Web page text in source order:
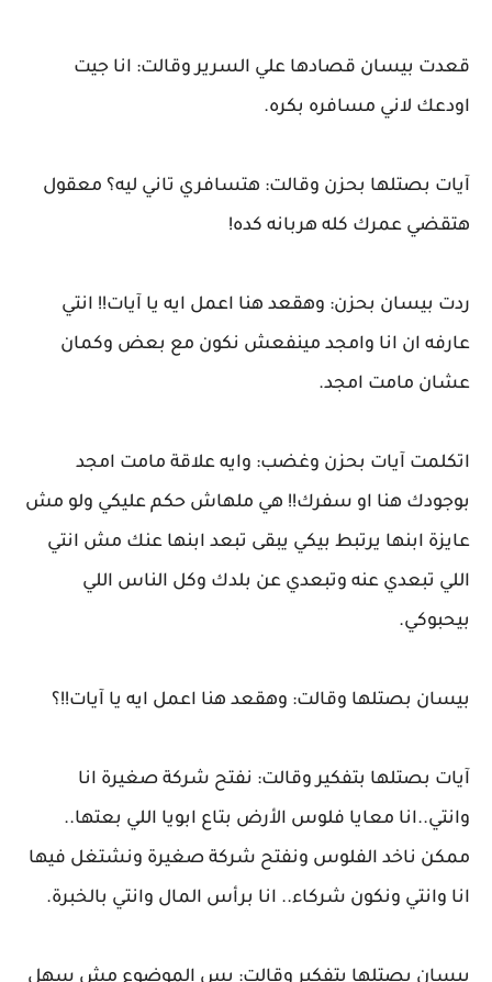
قعدت بيسان قصادها علي السرير وقالت: انا جيت
اودعك لاني مسافره بكره.
آيات بصتلها بحزن وقالت: هتسافري تاني ليه؟ معقول
هتقضي عمرك كله هربانه كده!
ردت بيسان بحزن: وهقعد هنا اعمل ايه يا آيات!! انتي
عارفه ان انا وامجد مينفعش نكون مع بعض وكمان
عشان مامت امجد.
اتكلمت آيات بحزن وغضب: وايه علاقة مامت امجد
بوجودك هنا او سفرك!! هي ملهاش حكم عليكي ولو مش
عايزة ابنها يرتبط بيكي يبقى تبعد ابنها عنك مش انتي
اللي تبعدي عنه وتبعدي عن بلدك وكل الناس اللي
بيحبوكي.
بيسان بصتلها وقالت: وهقعد هنا اعمل ايه يا آيات!!؟
آيات بصتلها بتفكير وقالت: نفتح شركة صغيرة انا
وانتي..انا معايا فلوس الأرض بتاع ابويا اللي بعتها..
ممكن ناخد الفلوس ونفتح شركة صغيرة ونشتغل فيها
انا وانتي ونكون شركاء.. انا برأس المال وانتي بالخبرة.
بيسان بصتلها بتفكير وقالت: بس الموضوع مش سهل